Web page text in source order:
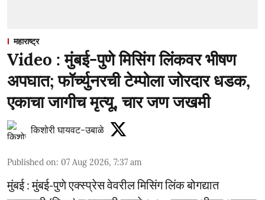
महाराष्ट्र
Video : मुंबई-पुणे मिसिंग लिंकवर भीषण
अपघात; फॉर्च्युनरची टेम्पोला जोरदार धडक,
एकाचा जागीच मृत्यू, चार जण जखमी
किशोरी घायवट-उबाळे
Published on: 07 Aug 2026, 7:37 am
मुंबई : मुंबई-पुणे एक्स्प्रेस वेवरील मिसिंग लिंक बोगद्यात